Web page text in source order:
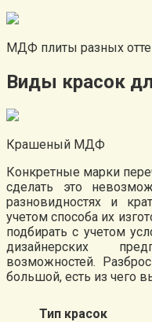
МДФ плиты разных
Виды красок
Крашеный МДФ
Конкретные марки
сделать это
разновидностях и
учетом способа их
подбирать с учетом
дизайнерских
возможностей.
большой, есть из чего
Тип красок